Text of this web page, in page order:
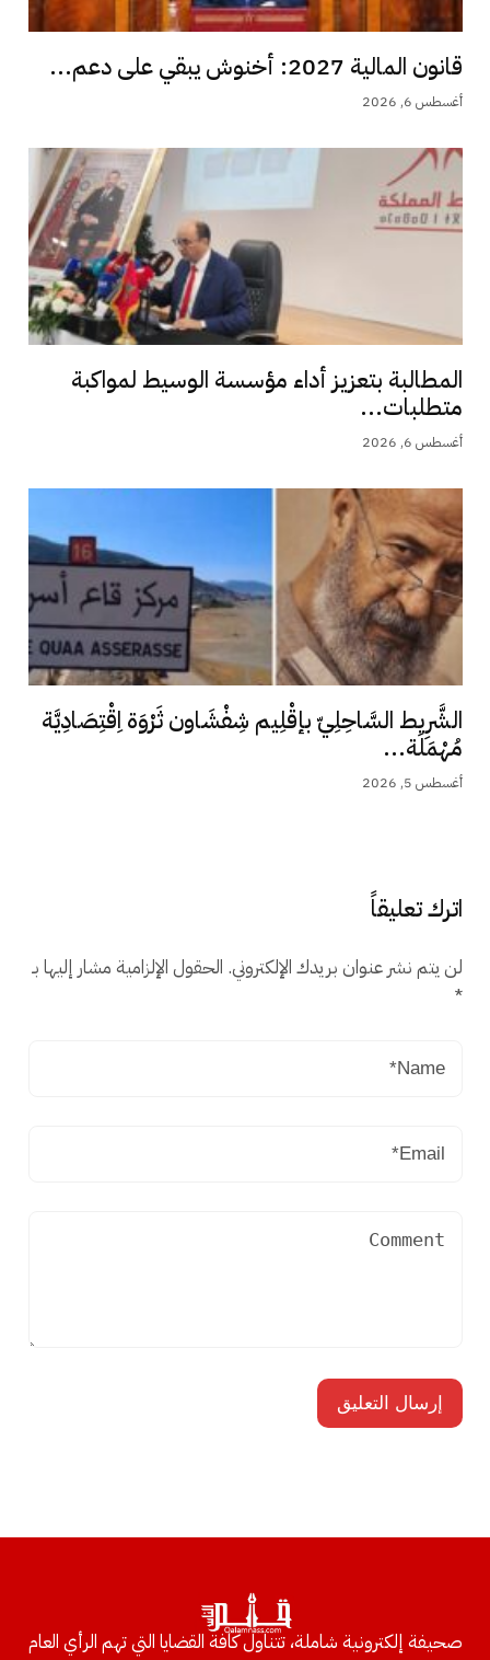
قانون المالية 2027: أخنوش يبقي على دعم...
أغسطس 6, 2026
المطالبة بتعزيز أداء مؤسسة الوسيط لمواكبة
متطلبات...
أغسطس 6, 2026
الشَّرِيط السَّاحِلِيّ بإقْلِيم شِفْشَاون ثَرْوَة اِقْتِصَادِيَّة
مُهْمَلَة...
أغسطس 5, 2026
اترك تعليقاً
لن يتم نشر عنوان بريدك الإلكتروني. الحقول الإلزامية مشار إليها بـ
*
صحيفة إلكترونية شاملة، تتناول كافة القضايا التي تهم الرأي العام